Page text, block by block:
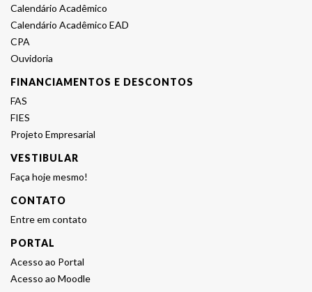
Calendário Acadêmico
Calendário Acadêmico EAD
CPA
Ouvidoria
FINANCIAMENTOS E DESCONTOS
FAS
FIES
Projeto Empresarial
VESTIBULAR
Faça hoje mesmo!
CONTATO
Entre em contato
PORTAL
Acesso ao Portal
Acesso ao Moodle